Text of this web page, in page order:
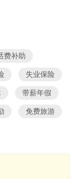
费补助
失业保险
带薪年假
免费旅游